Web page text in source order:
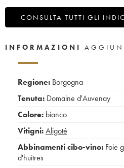
CONSULTA TUTTI GLI
INFORMAZIONI
Regione: Borgogna
Tenuta: Domaine d'Auvenay
Colore: bianco
Vitigni:Aligoté
Abbinamenti cibo-vino: Foie
d'huîtres